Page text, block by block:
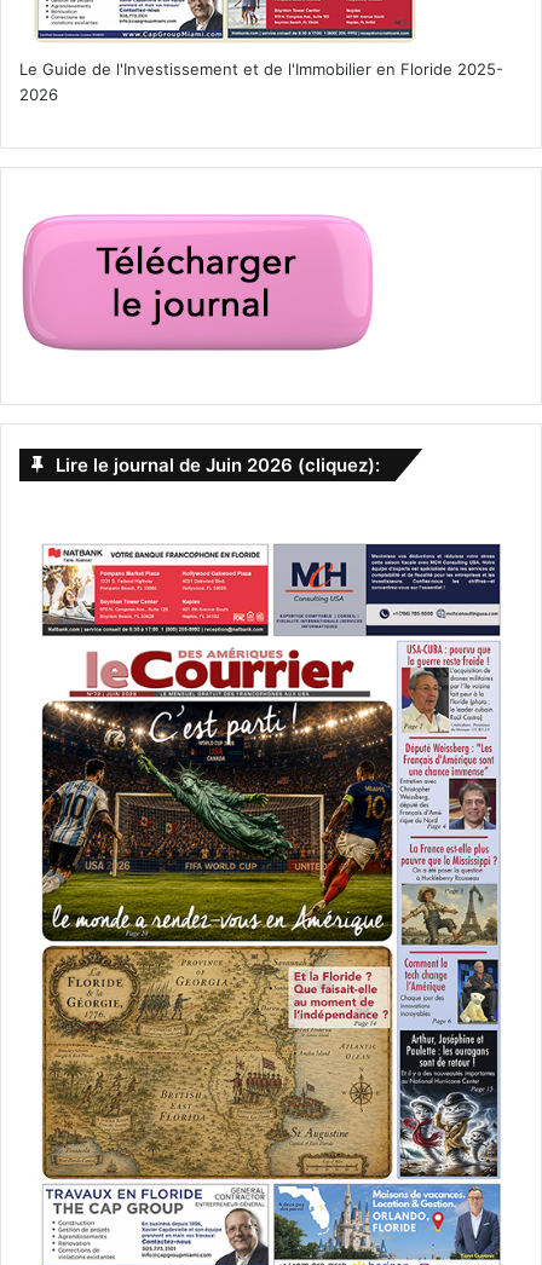
Le Guide de l'Investissement et de l'Immobilier en Floride 2025-
2026
Lire le journal de Juin 2026 (cliquez):